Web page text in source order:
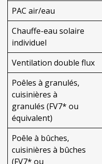
PAC air/eau
Chauffe-eau solaire
individuel
Ventilation double flux
Poêles à granulés,
cuisinières à
granulés (FV7* ou
équivalent)
Poêle à bûches,
cuisinières à bûches
(FV7* ou